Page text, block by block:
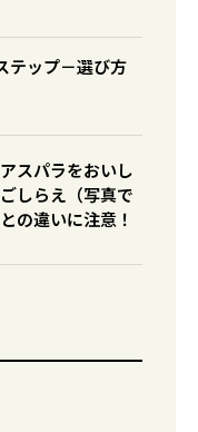
テップ－選び方
スパラをおいし
しらえ（写真で
の違いに注意！